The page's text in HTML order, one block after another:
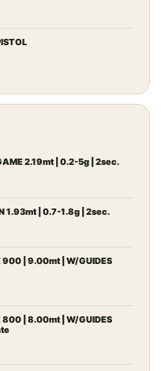
2.19mt | 0.2-5g | 2sec.
1.93mt | 0.7-1.8g | 2sec.
900 | 9.00mt | W/GUIDES
800 | 8.00mt | W/GUIDES